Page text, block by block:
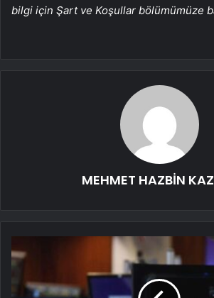
bilgi için Şart ve Koşullar bölümümüze
MEHMET HAZBİN